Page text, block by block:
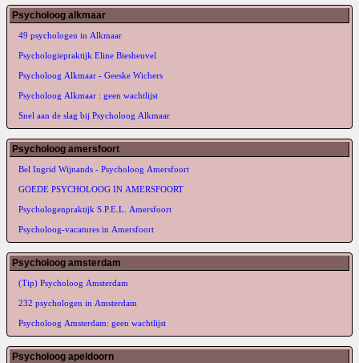
Psycholoog alkmaar
49 psychologen in Alkmaar
Psychologiepraktijk Eline Biesheuvel
Psycholoog Alkmaar - Geeske Wichers
Psycholoog Alkmaar : geen wachtlijst
Snel aan de slag bij Psycholoog Alkmaar
Psycholoog amersfoort
Bel Ingrid Wijnands - Psycholoog Amersfoort
GOEDE PSYCHOLOOG IN AMERSFOORT
Psychologenpraktijk S.P.E.L. Amersfoort
Psycholoog-vacatures in Amersfoort
Psycholoog amsterdam
(Tip) Psycholoog Amsterdam
232 psychologen in Amsterdam
Psycholoog Amsterdam: geen wachtlijst
Psycholoog apeldoorn